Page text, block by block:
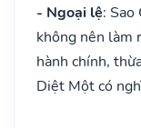
- Ngoại lệ:
không nên làm
hành chính,
Diệt Một có